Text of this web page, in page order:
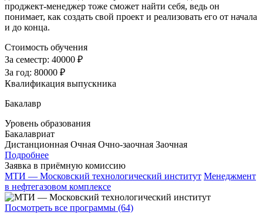
проджект-менеджер тоже сможет найти себя, ведь он
понимает, как создать свой проект и реализовать его от начала
и до конца.
Стоимость обучения
За семестр: 40000 ₽
За год: 80000 ₽
Квалификация выпускника
Бакалавр
Уровень образования
Бакалавриат
Дистанционная Очная Очно-заочная Заочная
Подробнее
Заявка в приёмную комиссию
МТИ — Московский технологический институт Менеджмент
в нефтегазовом комплексе
Посмотреть все программы (64)